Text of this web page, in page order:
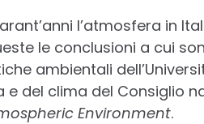
l’atmosfera in
le conclusioni a cui
ambientali
e del clima del Consiglio
Environment.